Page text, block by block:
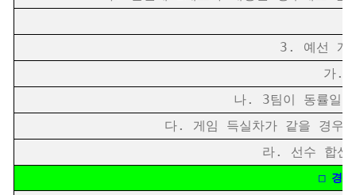
3. 예선 개
가. 2
나. 3팀이 동률일 경
다. 게임 득실차가 같을 경우
라. 선수 합산연
□ 경기